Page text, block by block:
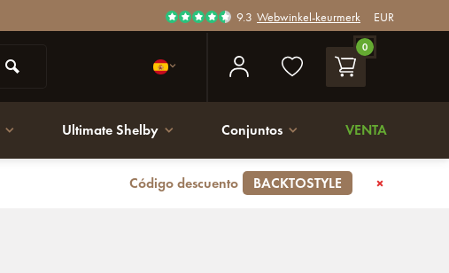
9.3 Webwinkel-keurmerk EUR
0
Ultimate Shelby Conjuntos VENTA
Código descuento BACKTOSTYLE